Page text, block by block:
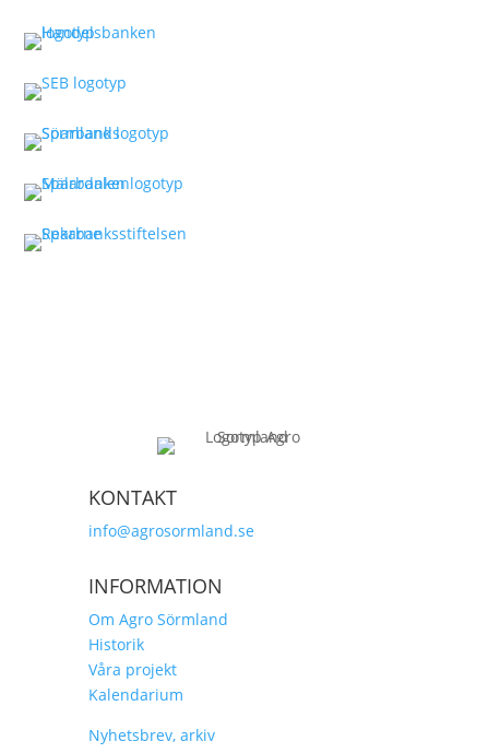
KONTAKT
info@agrosormland.se
INFORMATION
Om Agro Sörmland
Historik
Våra projekt
Kalendarium
Nyhetsbrev, arkiv